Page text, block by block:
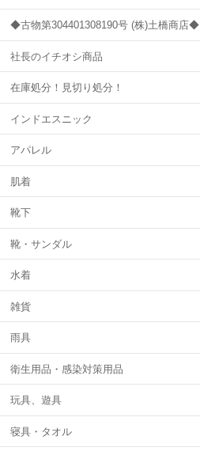
◆古物第304401308190号 (株)土橋商店◆
社長のイチオシ商品
在庫処分！見切り処分！
インドエスニック
アパレル
肌着
靴下
靴・サンダル
水着
雑貨
雨具
衛生用品・感染対策用品
玩具、遊具
寝具・タオル